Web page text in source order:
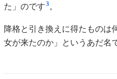
た」のです3。
降格と引き換えに得たものは
女が来たのか」というあだ名